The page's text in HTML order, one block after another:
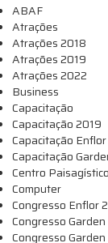
ABAF
Atrações
Atrações 2018
Atrações 2019
Atrações 2022
Business
Capacitação
Capacitação 2019
Capacitação
Capacitação
Centro Paisagístico
Computer
Congresso Enflor
Congresso
Congresso